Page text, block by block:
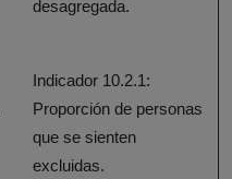
desagregada.
Indicador 10.2.1:
Proporción de personas
que se sienten
excluidas.